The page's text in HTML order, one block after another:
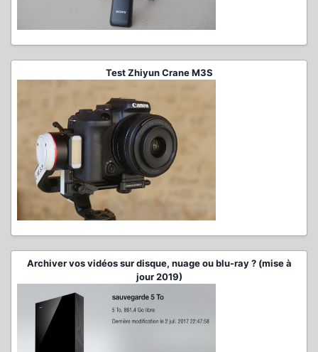
Test Zhiyun Crane M3S
Archiver vos vidéos sur disque, nuage ou blu-ray ? (mise à
jour 2019)